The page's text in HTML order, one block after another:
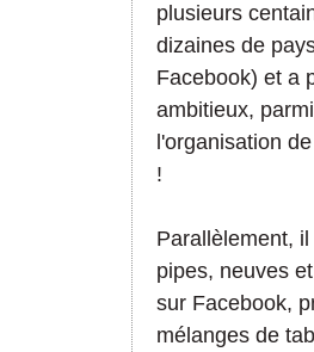
plusieurs
dizaines de
Facebook) et a
ambitieux,
l'organisation
!
Parallèlement,
pipes, neuves
sur Facebook,
mélanges de